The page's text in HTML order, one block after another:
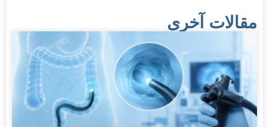
مقالات آخرى